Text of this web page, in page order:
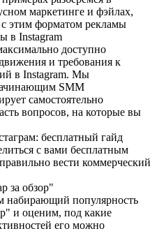
маркетинге и фэйлах,
этим форматом рекламы
в Instagram
доступно
и требования к
в Instagram. Мы
SMM
самостоятельно
вопросов, на которые вы
бесплатный гайд
с вами бесплатным
вести коммерческий
за обзор"
набирающий популярность
и оценим, под какие
его можно